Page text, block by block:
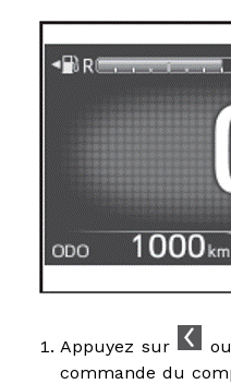
Appuyez sur ou
commande du